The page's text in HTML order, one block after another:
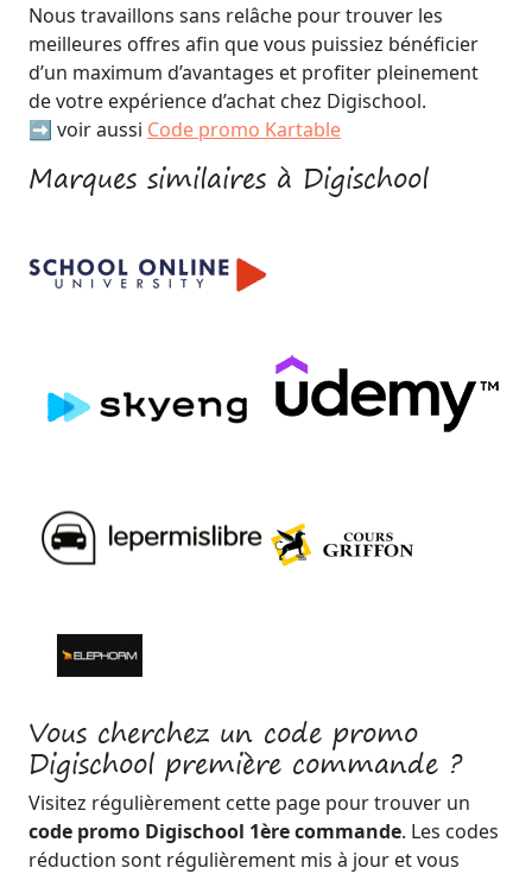
Nous travaillons sans relâche pour trouver les
meilleures offres afin que vous puissiez bénéficier
d’un maximum d’avantages et profiter pleinement
de votre expérience d’achat chez Digischool.
➡️ voir aussi Code promo Kartable
Marques similaires à Digischool
Vous cherchez un code promo
Digischool première commande ?
Visitez régulièrement cette page pour trouver un
code promo Digischool 1ère commande. Les codes
réduction sont régulièrement mis à jour et vous